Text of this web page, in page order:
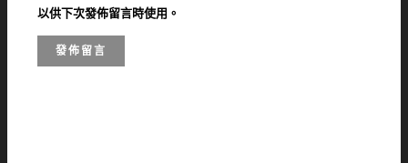
以供下次發佈留言時使用。